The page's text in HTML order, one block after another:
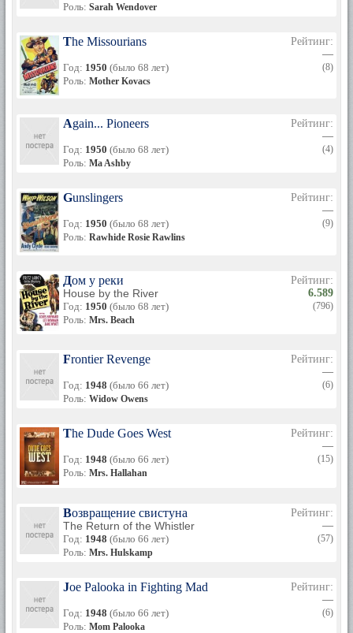
Роль: Sarah Wendover
The Missourians
Год: 1950 (было 68 лет)
Роль: Mother Kovacs
Рейтинг:
—
(8)
Again... Pioneers
Год: 1950 (было 68 лет)
Роль: Ma Ashby
Рейтинг:
—
(4)
Gunslingers
Год: 1950 (было 68 лет)
Роль: Rawhide Rosie Rawlins
Рейтинг:
—
(9)
Дом у реки
House by the River
Год: 1950 (было 68 лет)
Роль: Mrs. Beach
Рейтинг:
6.589
(796)
Frontier Revenge
Год: 1948 (было 66 лет)
Роль: Widow Owens
Рейтинг:
—
(6)
The Dude Goes West
Год: 1948 (было 66 лет)
Роль: Mrs. Hallahan
Рейтинг:
—
(15)
Возвращение свистуна
The Return of the Whistler
Год: 1948 (было 66 лет)
Роль: Mrs. Hulskamp
Рейтинг:
—
(57)
Joe Palooka in Fighting Mad
Год: 1948 (было 66 лет)
Роль: Mom Palooka
Рейтинг:
—
(6)